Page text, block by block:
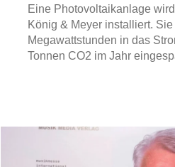
Eine Photovoltaikanlage
König & Meyer installiert.
Megawattstunden in das
Tonnen CO2 im Jahr